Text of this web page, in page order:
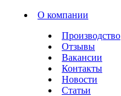
О компании
Производство
Отзывы
Вакансии
Контакты
Новости
Статьи